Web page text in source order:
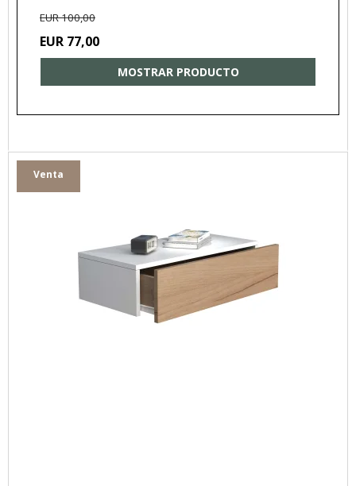
EUR 100,00
EUR 77,00
MOSTRAR PRODUCTO
Venta